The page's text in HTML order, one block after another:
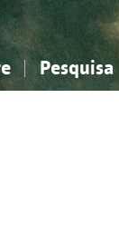
Pesquisa
sociais...
sociais...